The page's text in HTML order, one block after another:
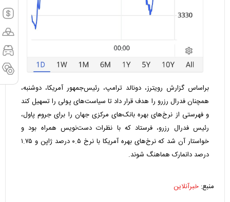
براساس گزارش رویترز، دونالد ترامپ، رئیس‌جمهور آمریکا، دوشنبه،
همچنان فدرال رزرو را هدف قرار داد تا سیاست‌های پولی را تسهیل کند
و فهرستی از نرخ‌های بهره بانک‌های مرکزی جهان را برای جروم پاول،
رئیس فدرال رزرو، فرستاد که با نظرات دست‌نویس همراه بود و
خواستار آن شد که نرخ‌های بهره آمریکا با نرخ ۰.۵ درصد ژاپن و ۱.۷۵
درصد دانمارک هماهنگ شوند.
منبع: خبرآنلاین